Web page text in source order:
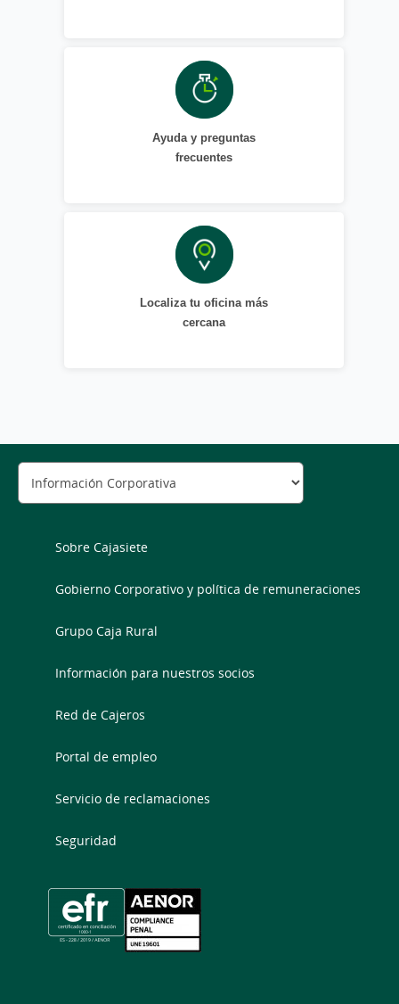
Ayuda y preguntas
frecuentes
Localiza tu oficina más
cercana
Sobre Cajasiete
Gobierno Corporativo y política de remuneraciones
Grupo Caja Rural
Información para nuestros socios
Red de Cajeros
Portal de empleo
Servicio de reclamaciones
Seguridad